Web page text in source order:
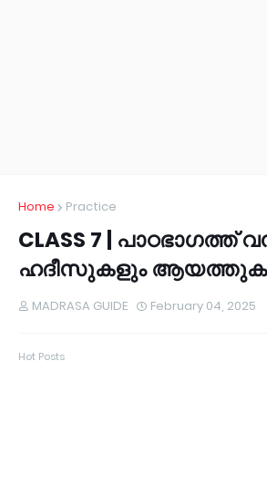
Home Practice
CLASS 7 | പാഠഭാഗത്ത്
ഹദീസുകളും
MADRASA GUIDE February 04, 2025
Hot Posts